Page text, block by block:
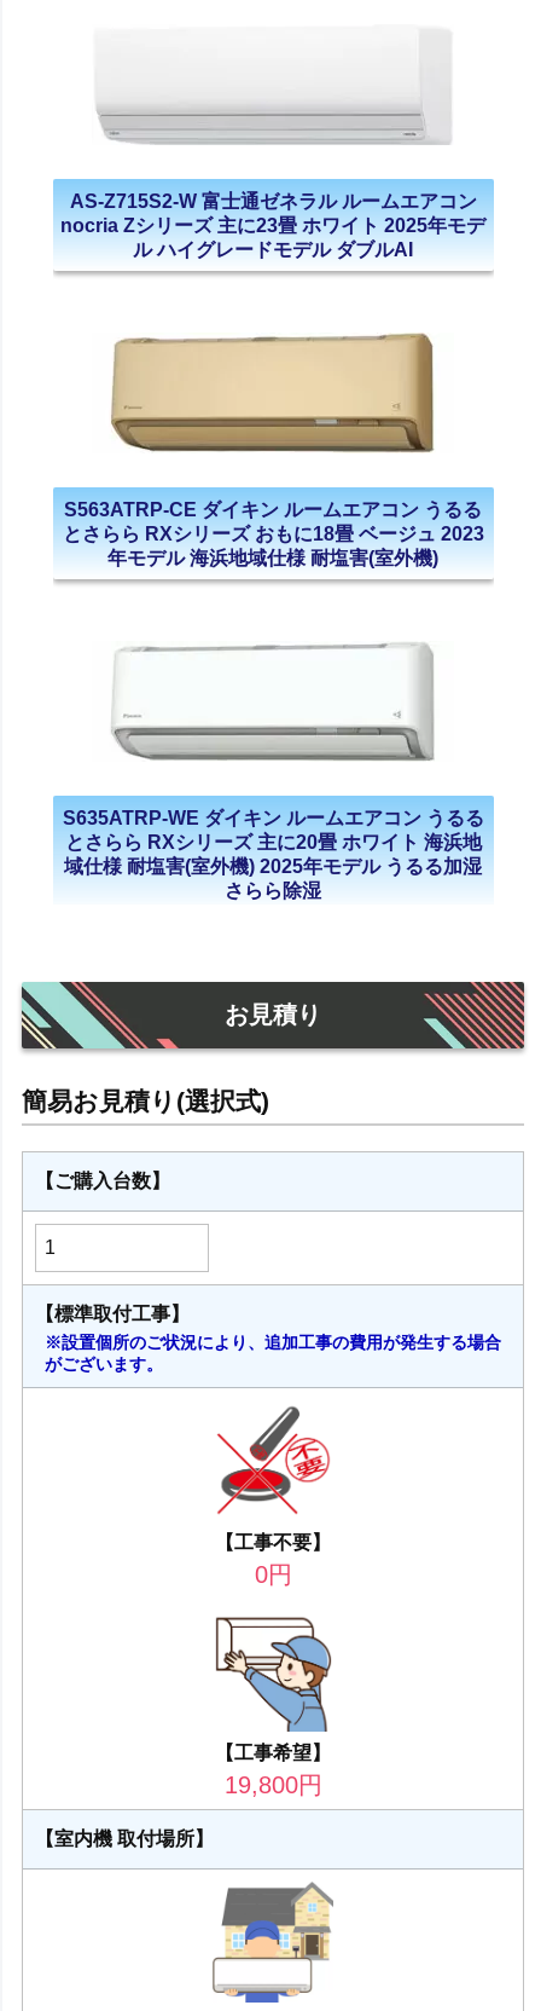
AS-Z715S2-W 富士通ゼネラル ルームエアコン
nocria Zシリーズ 主に23畳 ホワイト 2025年モデ
ル ハイグレードモデル ダブルAI
S563ATRP-CE ダイキン ルームエアコン うるる
とさらら RXシリーズ おもに18畳 ベージュ 2023
年モデル 海浜地域仕様 耐塩害(室外機)
S635ATRP-WE ダイキン ルームエアコン うるる
とさらら RXシリーズ 主に20畳 ホワイト 海浜地
域仕様 耐塩害(室外機) 2025年モデル うるる加湿
さらら除湿
お見積り
【ご購入台数】
【標準取付工事】
※設置個所のご状況により、追加工事の費用が発生する場合
がございます。
【工事不要】
0円
【工事希望】
19,800円
【室内機 取付場所】